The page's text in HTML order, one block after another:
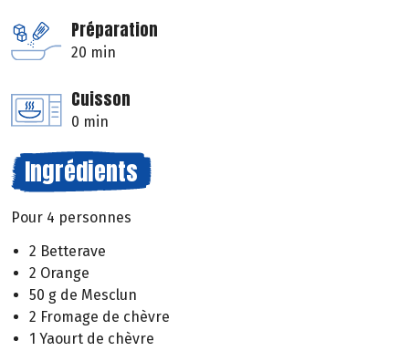
Préparation
20 min
Cuisson
0 min
Ingrédients
Pour 4 personnes
2 Betterave
2 Orange
50 g de Mesclun
2 Fromage de chèvre
1 Yaourt de chèvre